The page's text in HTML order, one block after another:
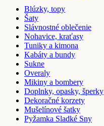
Blúzky, topy
Šaty
Slávnostné oblečenie
Nohavice, kraťasy
Tuniky a kimona
Kabáty a bundy
Sukne
Overaly
Mikiny a bombery
Doplnky, opasky, šperky
Dekoračné korzety
Mušelínové šatky
Pyžamka Sladké Sny